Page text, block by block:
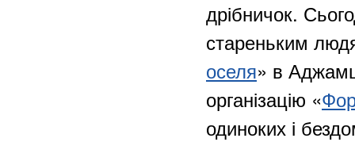
дрібничок.
стареньким
оселя» в
організацію «
одиноких і